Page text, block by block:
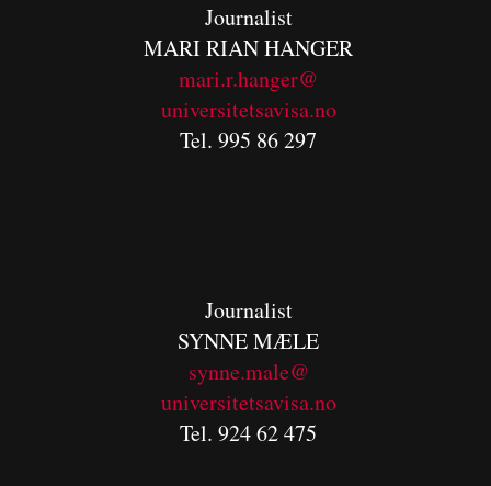
Journalist
MARI RIAN HANGER
mari.r.hanger@
universitetsavisa.no
Tel. 995 86 297
Journalist
SYNNE MÆLE
synne.male@
universitetsavisa.no
Tel. 924 62 475